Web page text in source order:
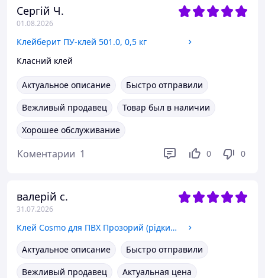
Сергій Ч.
01.08.2026
Клейберит ПУ-клей 501.0, 0,5 кг
Класний клей
Актуальное описание
Быстро отправили
Вежливый продавец
Товар был в наличии
Хорошее обслуживание
Коментарии 1 0 0
валерій с.
31.07.2026
Клей Cosmo для ПВХ Прозорий (рідкий пластик)
Актуальное описание
Быстро отправили
Вежливый продавец
Актуальная цена